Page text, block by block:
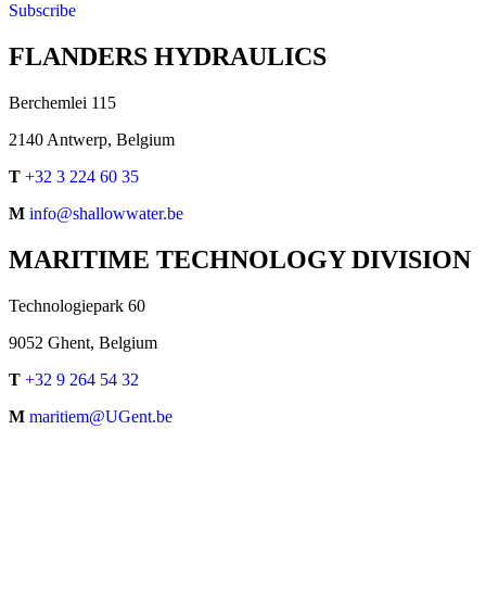
Subscribe
FLANDERS HYDRAULICS
Berchemlei 115
2140 Antwerp, Belgium
T +32 3 224 60 35
M info@shallowwater.be
MARITIME TECHNOLOGY DIVISION
Technologiepark 60
9052 Ghent, Belgium
T +32 9 264 54 32
M maritiem@UGent.be